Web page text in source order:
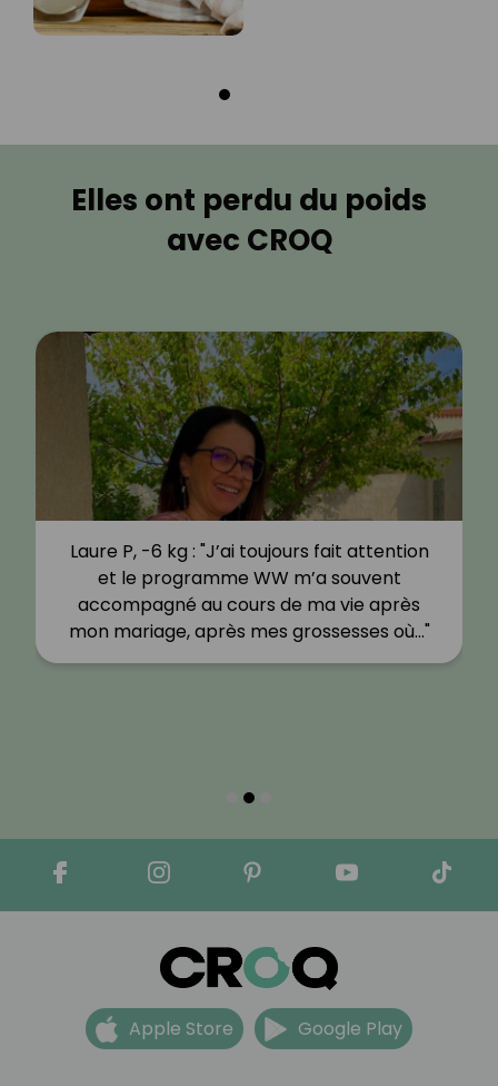
Elles ont perdu du poids
avec CROQ
Laure P, -6 kg : "J’ai toujours fait attention
et le programme WW m’a souvent
accompagné au cours de ma vie après
mon mariage, après mes grossesses où…"
Apple Store Google Play